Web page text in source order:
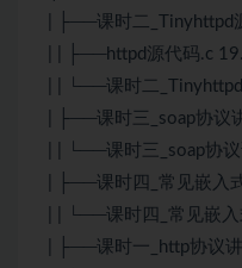
| ├──课时二_Tinyhttpd
| | ├──httpd源代码.c
| | └──课时二
| ├──课时三_soap协议
| | └──课时三_soap协
| ├──课时四_常见嵌入
| | └──课时四_常见嵌
| ├──课时一_http协议